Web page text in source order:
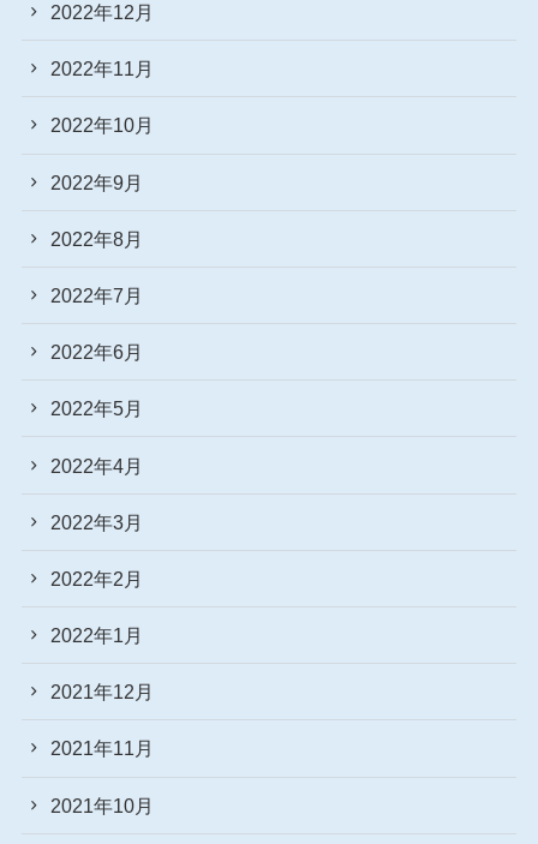
2022年12月
2022年11月
2022年10月
2022年9月
2022年8月
2022年7月
2022年6月
2022年5月
2022年4月
2022年3月
2022年2月
2022年1月
2021年12月
2021年11月
2021年10月